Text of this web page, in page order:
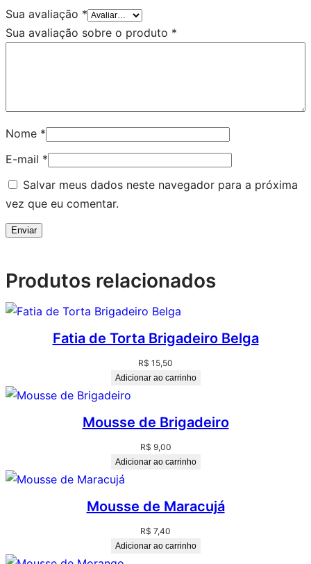
Sua avaliação *
Sua avaliação sobre o produto *
Nome *
E-mail *
Salvar meus dados neste navegador para a próxima
vez que eu comentar.
Produtos relacionados
Fatia de Torta Brigadeiro Belga
R$ 15,50
Adicionar ao carrinho
Mousse de Brigadeiro
R$ 9,00
Adicionar ao carrinho
Mousse de Maracujá
R$ 7,40
Adicionar ao carrinho